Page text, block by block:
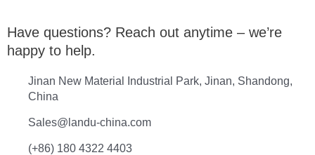
Have questions? Reach out anytime – we’re
happy to help.
Jinan New Material Industrial Park, Jinan, Shandong,
China
Sales@landu-china.com
(+86) 180 4322 4403